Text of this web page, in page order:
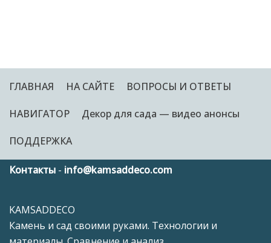
ГЛАВНАЯ НА САЙТЕ ВОПРОСЫ И ОТВЕТЫ
НАВИГАТОР Декор для сада — видео анонсы
ПОДДЕРЖКА
Контакты - info@kamsaddeco.com
KAMSADDECO
Камень и сад своими руками. Технологии и